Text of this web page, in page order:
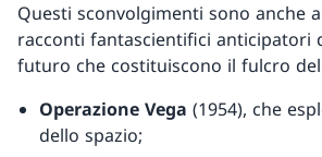
Questi sconvolgimenti sono anche
racconti fantascientifici anticipatori
futuro che costituiscono il fulcro
Operazione Vega (1954), che
dello spazio;